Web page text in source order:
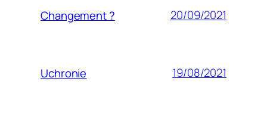
Changement ? 20/09/2021
Uchronie 19/08/2021